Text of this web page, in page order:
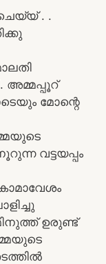
. .
മോന്റെ
വട്ടയപ്പം
ഉരുണ്ട്